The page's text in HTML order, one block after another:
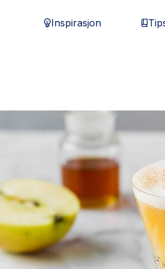
Inspirasjon